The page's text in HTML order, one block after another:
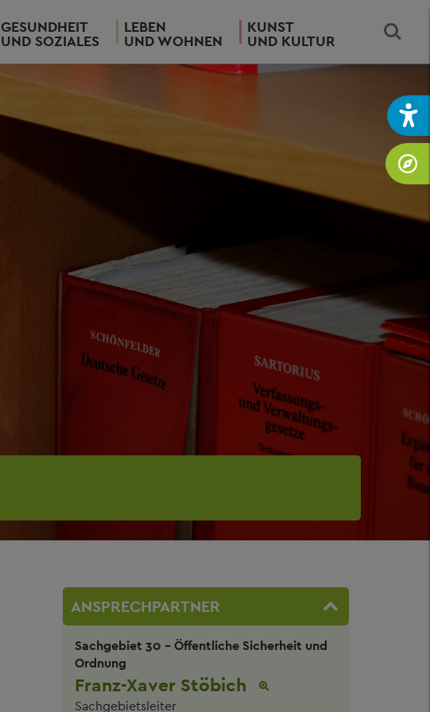
GESUNDHEIT
UND SOZIALES
LEBEN
UND WOHNEN
KUNST
UND KULTUR
ANSPRECHPARTNER
Sachgebiet 30 - Öffentliche Sicherheit und
Ordnung
Franz-Xaver Stöbich
Sachgebietsleiter